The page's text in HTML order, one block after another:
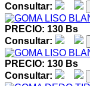
Consultar:
PRECIO: 130 Bs
Consultar:
PRECIO: 130 Bs
Consultar: